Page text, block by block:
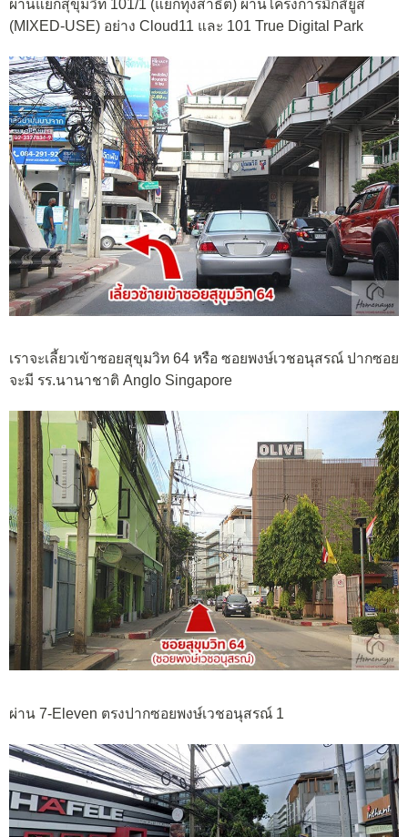
ผ่านแยกสุขุมวิท 101/1 (แยกทุ่งสาธิต) ผ่านโครงการมิกส์ยูส
(MIXED-USE) อย่าง Cloud11 และ 101 True Digital Park
เราจะเลี้ยวเข้าซอยสุขุมวิท 64 หรือ ซอยพงษ์เวชอนุสรณ์ ปากซอย
จะมี รร.นานาชาติ Anglo Singapore
ผ่าน 7-Eleven ตรงปากซอยพงษ์เวชอนุสรณ์ 1